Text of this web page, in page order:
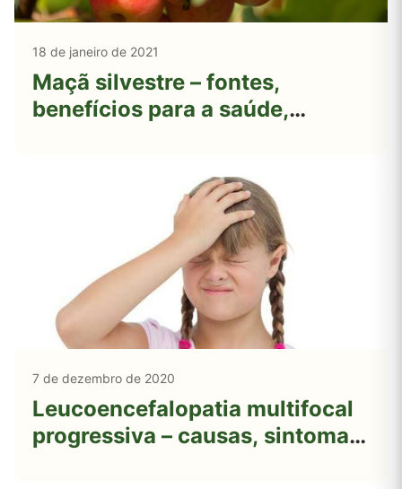
18 de janeiro de 2021
Maçã silvestre – fontes,
benefícios para a saúde,
7 de dezembro de 2020
Leucoencefalopatia multifocal
progressiva – causas, sintomas